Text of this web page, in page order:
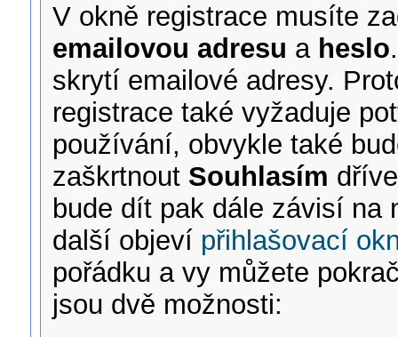
V okně registrace musíte
emailovou adresu a heslo
skrytí emailové adresy.
registrace také vyžaduje
používání, obvykle také
zaškrtnout Souhlasím
bude dít pak dále závisí na
další objeví přihlašovací
pořádku a vy můžete
jsou dvě možnosti: